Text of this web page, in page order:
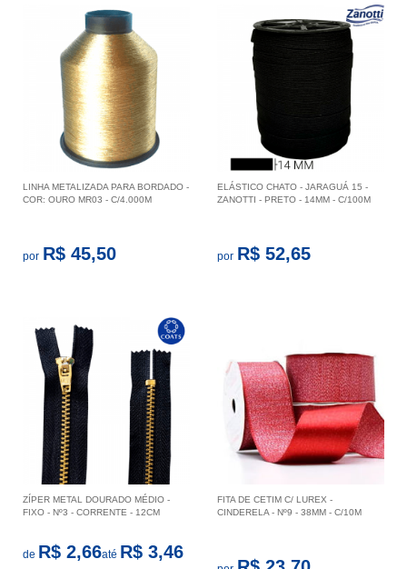
LINHA METALIZADA PARA BORDADO -
COR: OURO MR03 - C/4.000M
por R$ 45,50
ELÁSTICO CHATO - JARAGUÁ 15 -
ZANOTTI - PRETO - 14MM - C/100M
por R$ 52,65
ZÍPER METAL DOURADO MÉDIO -
FIXO - Nº3 - CORRENTE - 12CM
de R$ 2,66até R$ 3,46
FITA DE CETIM C/ LUREX -
CINDERELA - Nº9 - 38MM - C/10M